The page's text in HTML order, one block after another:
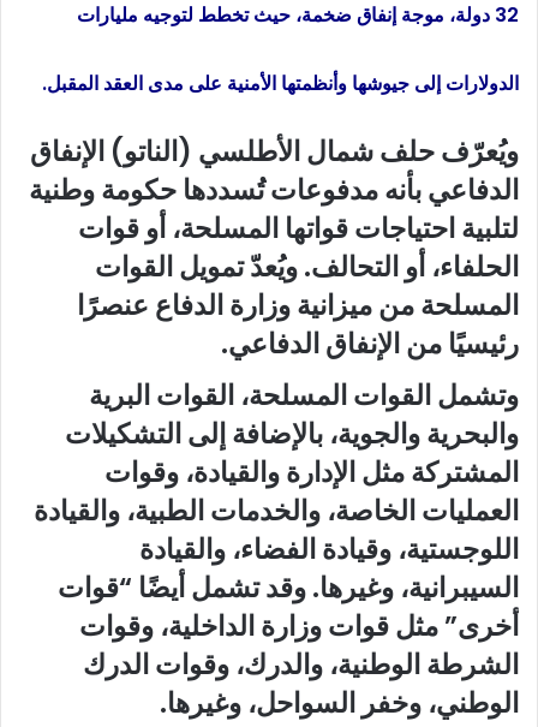
32 دولة، موجة إنفاق ضخمة، حيث تخطط لتوجيه مليارات
الدولارات إلى جيوشها وأنظمتها الأمنية على مدى العقد المقبل.
ويُعرّف حلف شمال الأطلسي (الناتو) الإنفاق
الدفاعي بأنه مدفوعات تُسددها حكومة وطنية
لتلبية احتياجات قواتها المسلحة، أو قوات
الحلفاء، أو التحالف. ويُعدّ تمويل القوات
المسلحة من ميزانية وزارة الدفاع عنصرًا
رئيسيًا من الإنفاق الدفاعي.
وتشمل القوات المسلحة، القوات البرية
والبحرية والجوية، بالإضافة إلى التشكيلات
المشتركة مثل الإدارة والقيادة، وقوات
العمليات الخاصة، والخدمات الطبية، والقيادة
اللوجستية، وقيادة الفضاء، والقيادة
السيبرانية، وغيرها. وقد تشمل أيضًا “قوات
أخرى” مثل قوات وزارة الداخلية، وقوات
الشرطة الوطنية، والدرك، وقوات الدرك
الوطني، وخفر السواحل، وغيرها.